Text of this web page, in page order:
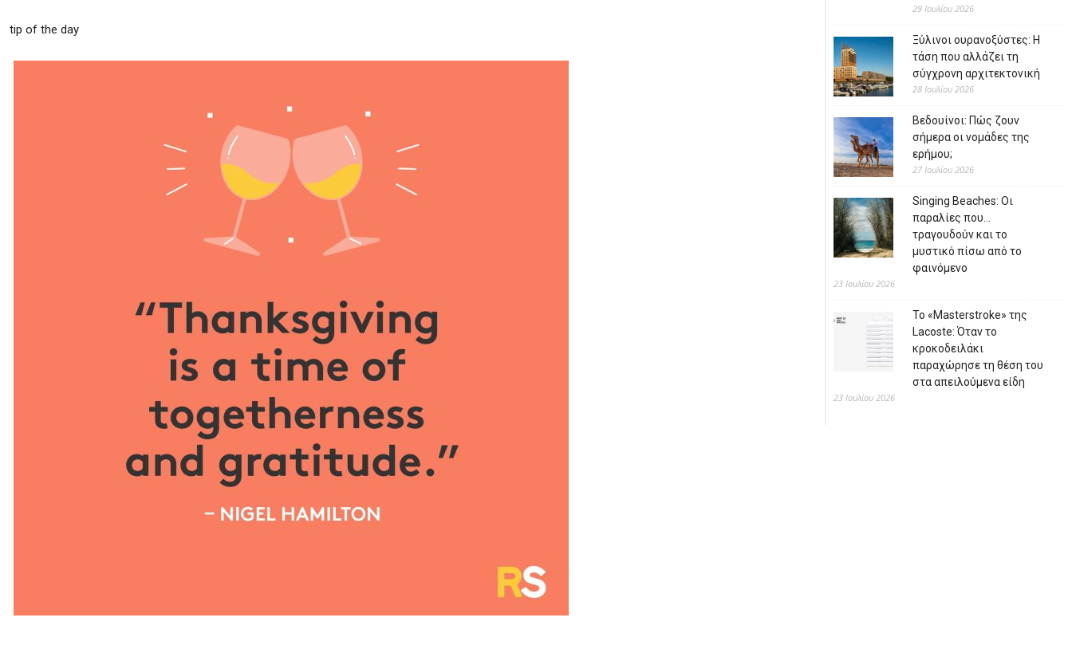
tip of the day
29 Ιουλίου 2026
Ξύλινοι ουρανοξύστες: Η
τάση που αλλάζει τη
σύγχρονη αρχιτεκτονική
28 Ιουλίου 2026
Βεδουίνοι: Πώς ζουν
σήμερα οι νομάδες της
ερήμου;
27 Ιουλίου 2026
Singing Beaches: Οι
παραλίες που…
τραγουδούν και το
μυστικό πίσω από το
φαινόμενο
23 Ιουλίου 2026
Το «Masterstroke» της
Lacoste: Όταν το
κροκοδειλάκι
παραχώρησε τη θέση του
στα απειλούμενα είδη
23 Ιουλίου 2026